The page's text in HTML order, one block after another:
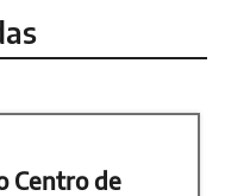
Centro de